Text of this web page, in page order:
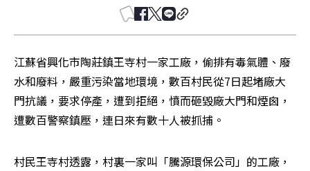
江蘇省興化市陶莊鎮王寺村一家工廠，偷排有毒氣體、廢
水和廢料，嚴重污染當地環境，數百村民從7日起堵廠大
門抗議，要求停產，遭到拒絕，憤而砸毀廠大門和煙囪，
遭數百警察鎮壓，連日來有數十人被抓捕。
村民王寺村透露，村裏一家叫「騰源環保公司」的工廠，